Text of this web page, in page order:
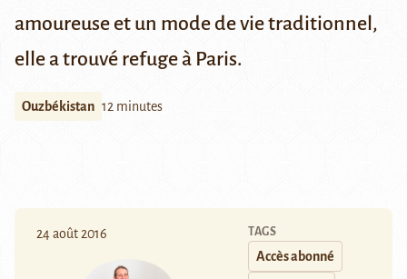
amoureuse et un mode de vie traditionnel,
elle a trouvé refuge à Paris.
Ouzbékistan 12 minutes
24 août 2016 TAGS
Accès abonné